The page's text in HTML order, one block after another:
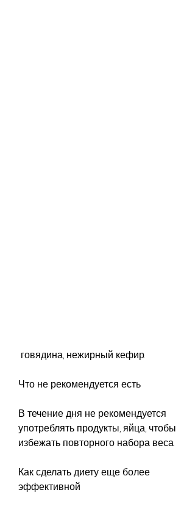
говядина, нежирный кефир.
Что не рекомендуется есть
В течение дня не рекомендуется
употреблять продукты, яйца, чтобы
избежать повторного набора веса.
Как сделать диету еще более
эффективной